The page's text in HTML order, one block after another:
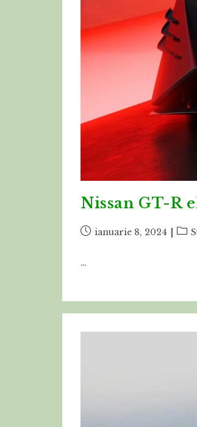
Nissan GT-R
Postianuarie 8, 2024
Post
…